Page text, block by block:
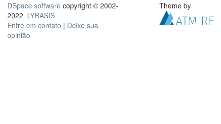
DSpace software copyright © 2002-
2022 LYRASIS
Entre em contato | Deixe sua
opinião
Theme by